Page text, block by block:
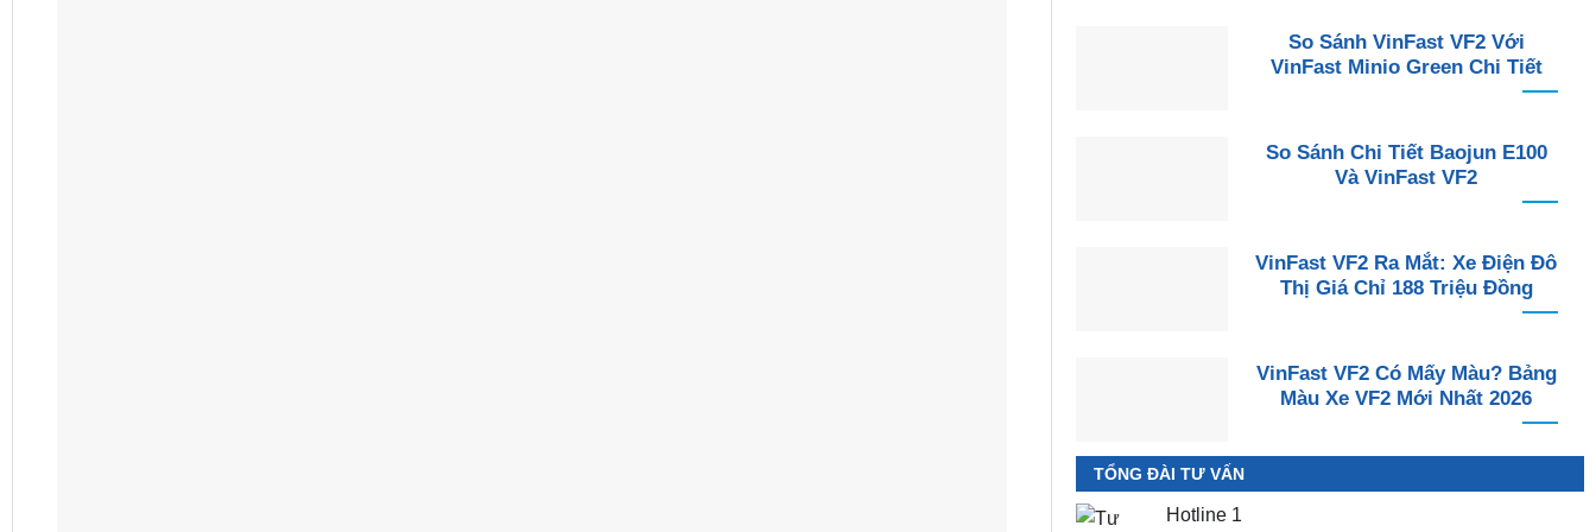
So Sánh VinFast VF2 Với
VinFast Minio Green Chi Tiết
So Sánh Chi Tiết Baojun E100
Và VinFast VF2
VinFast VF2 Ra Mắt: Xe Điện Đô
Thị Giá Chỉ 188 Triệu Đồng
VinFast VF2 Có Mấy Màu? Bảng
Màu Xe VF2 Mới Nhất 2026
TỔNG ĐÀI TƯ VẤN
Hotline 1